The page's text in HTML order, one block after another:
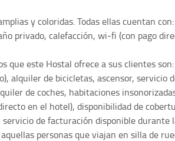
y coloridas. Todas ellas cuentan
privado, calefacción, wi-fi (con pago
que este Hostal ofrece a sus clientes
alquiler de bicicletas, ascensor, servicio
de coches, habitaciones
en el hotel), disponibilidad de
servicio de facturación disponible durante
personas que viajan en silla de